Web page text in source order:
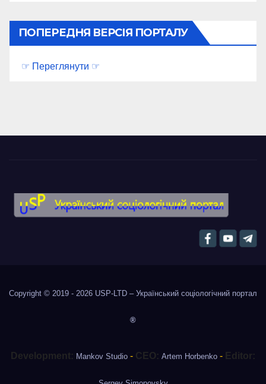
ПОПЕРЕДНЯ ВЕРСІЯ ПОРТАЛУ
☞ Переглянути ☞
Copyright © 2019 - 2026 USP-LTD – Український соціологічний портал
®
Development: Mankov Studio - CEO: Artem Horbenko - Editor: